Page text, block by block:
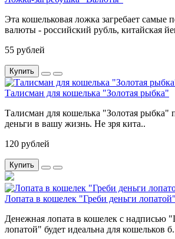
Эта кошельковая ложка загребает самые
валюты - российский рубль, китайская
55 рублей
Купить
Талисман для кошелька "Золотая рыбка"
Талисман для кошелька "Золотая рыбка"
деньги в вашу жизнь. Не зря кита..
120 рублей
Купить
Лопата в кошелек "Греби деньги лопатой"
Денежная лопата в кошелек с надписью
лопатой" будет идеальна для кошельков